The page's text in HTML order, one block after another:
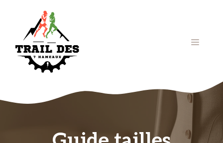
contenu
Menu